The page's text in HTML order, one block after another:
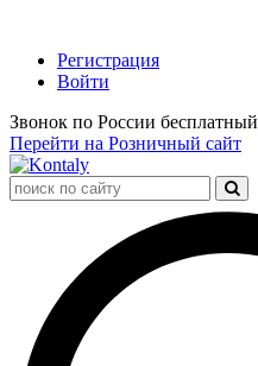
Регистрация
Войти
Звонок по России бесплатный
Перейти на Розничный сайт